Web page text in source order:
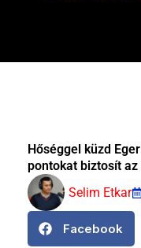
Hőséggel küzd
pontokat biztosít
Selim Etkar
Facebook